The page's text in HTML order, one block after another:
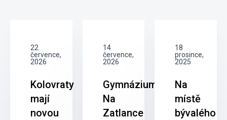
22
července,
2026
Kolovraty
mají
novou
14
července,
2026
Gymnázium
Na
Zatlance
18
prosince,
2025
Na
místě
bývalého